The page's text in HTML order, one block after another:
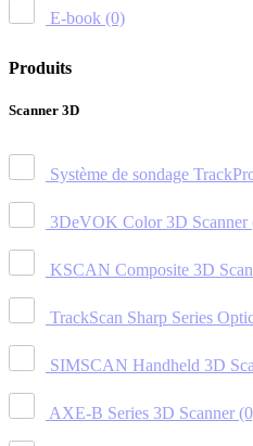
E-book (0)
Produits
Scanner 3D
Système de sondage
3DeVOK Color 3D Scanner
KSCAN Composite 3D
TrackScan Sharp Series
SIMSCAN Handheld 3D
AXE-B Series 3D Scanner